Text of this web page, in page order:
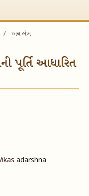
/ અન્ય લેખ
પૂર્તિ આધારિત
adarshna